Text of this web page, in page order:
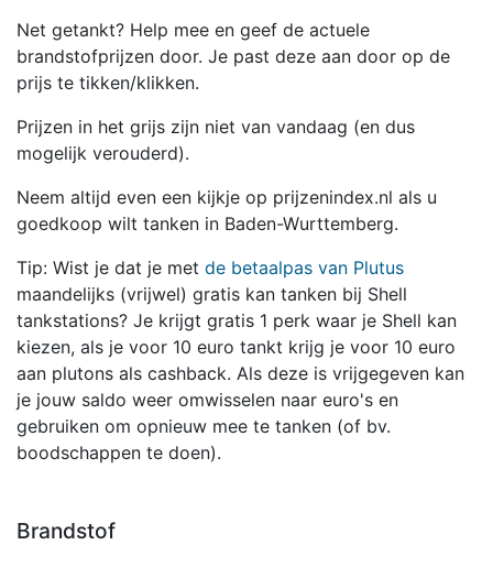
Net getankt? Help mee en geef de actuele
brandstofprijzen door. Je past deze aan door op de
prijs te tikken/klikken.
Prijzen in het grijs zijn niet van vandaag (en dus
mogelijk verouderd).
Neem altijd even een kijkje op prijzenindex.nl als u
goedkoop wilt tanken in Baden-Wurttemberg.
Tip: Wist je dat je met de betaalpas van Plutus
maandelijks (vrijwel) gratis kan tanken bij Shell
tankstations? Je krijgt gratis 1 perk waar je Shell kan
kiezen, als je voor 10 euro tankt krijg je voor 10 euro
aan plutons als cashback. Als deze is vrijgegeven kan
je jouw saldo weer omwisselen naar euro's en
gebruiken om opnieuw mee te tanken (of bv.
boodschappen te doen).
Brandstof